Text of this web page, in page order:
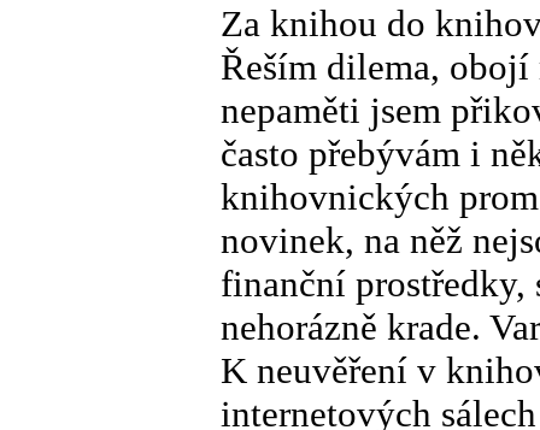
Za knihou do
Řeším dilema,
nepaměti jsem
často přebývám i
knihovnických
novinek, na něž
finanční prostředky,
nehorázně krade.
K neuvěření v
internetových